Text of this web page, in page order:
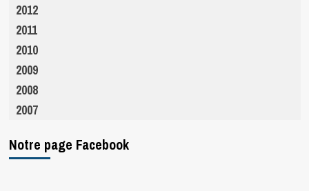
2012
2011
2010
2009
2008
2007
Notre page Facebook